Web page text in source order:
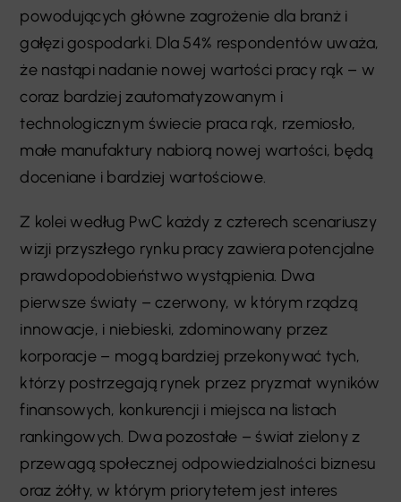
powodujących główne zagrożenie dla branż i
gałęzi gospodarki. Dla 54% respondentów uważa,
że nastąpi nadanie nowej wartości pracy rąk – w
coraz bardziej zautomatyzowanym i
technologicznym świecie praca rąk, rzemiosło,
małe manufaktury nabiorą nowej wartości, będą
doceniane i bardziej wartościowe.
Z kolei według PwC każdy z czterech scenariuszy
wizji przyszłego rynku pracy zawiera potencjalne
prawdopodobieństwo wystąpienia. Dwa
pierwsze światy – czerwony, w którym rządzą
innowacje, i niebieski, zdominowany przez
korporacje – mogą bardziej przekonywać tych,
którzy postrzegają rynek przez pryzmat wyników
finansowych, konkurencji i miejsca na listach
rankingowych. Dwa pozostałe – świat zielony z
przewagą społecznej odpowiedzialności biznesu
oraz żółty, w którym priorytetem jest interes